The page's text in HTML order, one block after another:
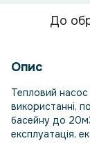
До
Опис
Тепловий насос
використанні,
басейну до
експлуатація,